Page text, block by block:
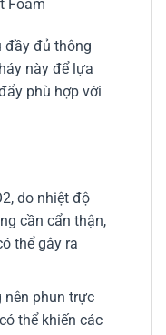
Foam
đầy đủ thông
này để lựa
phù hợp với
do nhiệt độ
cần cẩn thận,
thể gây ra
nên phun trực
thể khiến các